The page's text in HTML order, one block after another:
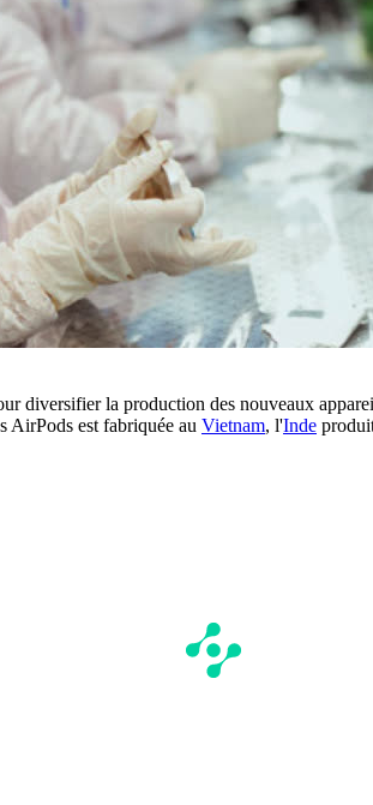
diversifier la production des nouveaux
AirPods est fabriquée au Vietnam, l'Inde